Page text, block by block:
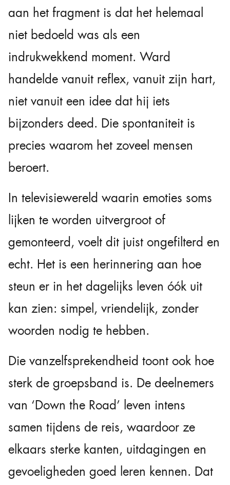
aan het fragment is dat het helemaal
niet bedoeld was als een
indrukwekkend moment. Ward
handelde vanuit reflex, vanuit zijn hart,
niet vanuit een idee dat hij iets
bijzonders deed. Die spontaniteit is
precies waarom het zoveel mensen
beroert.
In televisiewereld waarin emoties soms
lijken te worden uitvergroot of
gemonteerd, voelt dit juist ongefilterd en
echt. Het is een herinnering aan hoe
steun er in het dagelijks leven óók uit
kan zien: simpel, vriendelijk, zonder
woorden nodig te hebben.
Die vanzelfsprekendheid toont ook hoe
sterk de groepsband is. De deelnemers
van ‘Down the Road’ leven intens
samen tijdens de reis, waardoor ze
elkaars sterke kanten, uitdagingen en
gevoeligheden goed leren kennen. Dat